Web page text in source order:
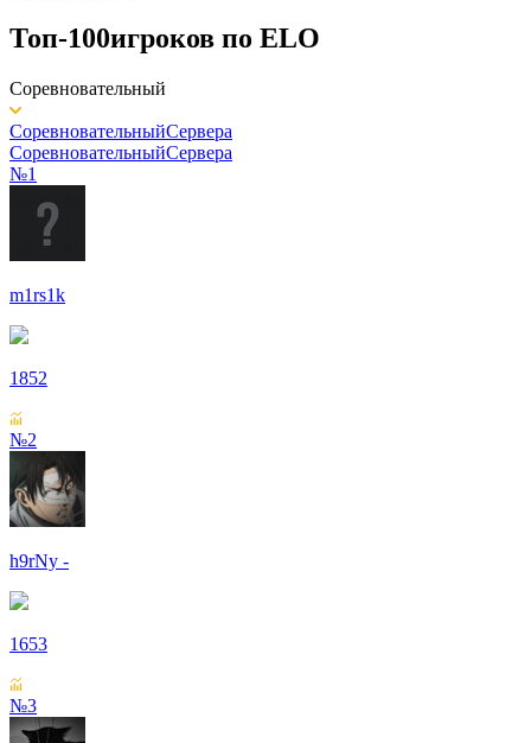
Топ-100игроков по ELO
Соревновательный
СоревновательныйСервера
СоревновательныйСервера
№1
m1rs1k
1852
№2
h9rNy -
1653
№3